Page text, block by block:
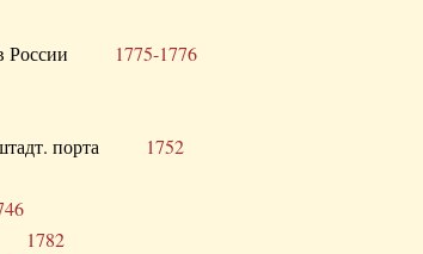
в России 1775-1776
порта 1752
1782